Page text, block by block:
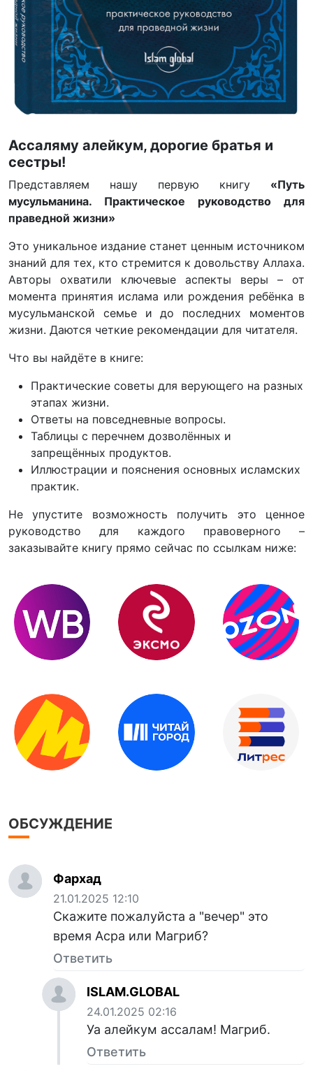
Ассаляму алейкум, дорогие братья и
сестры!
Представляем нашу первую книгу «Путь
мусульманина. Практическое руководство для
праведной жизни»
Это уникальное издание станет ценным источником
знаний для тех, кто стремится к довольству Аллаха.
Авторы охватили ключевые аспекты веры – от
момента принятия ислама или рождения ребёнка в
мусульманской семье и до последних моментов
жизни. Даются четкие рекомендации для читателя.
Что вы найдёте в книге:
Практические советы для верующего на разных
этапах жизни.
Ответы на повседневные вопросы.
Таблицы с перечнем дозволённых и
запрещённых продуктов.
Иллюстрации и пояснения основных исламских
практик.
Не упустите возможность получить это ценное
руководство для каждого правоверного –
заказывайте книгу прямо сейчас по ссылкам ниже:
ОБСУЖДЕНИЕ
Фархад
21.01.2025 12:10
Скажите пожалуйста а "вечер" это
время Асра или Магриб?
Ответить
ISLAM.GLOBAL
24.01.2025 02:16
Уа алейкум ассалам! Магриб.
Ответить